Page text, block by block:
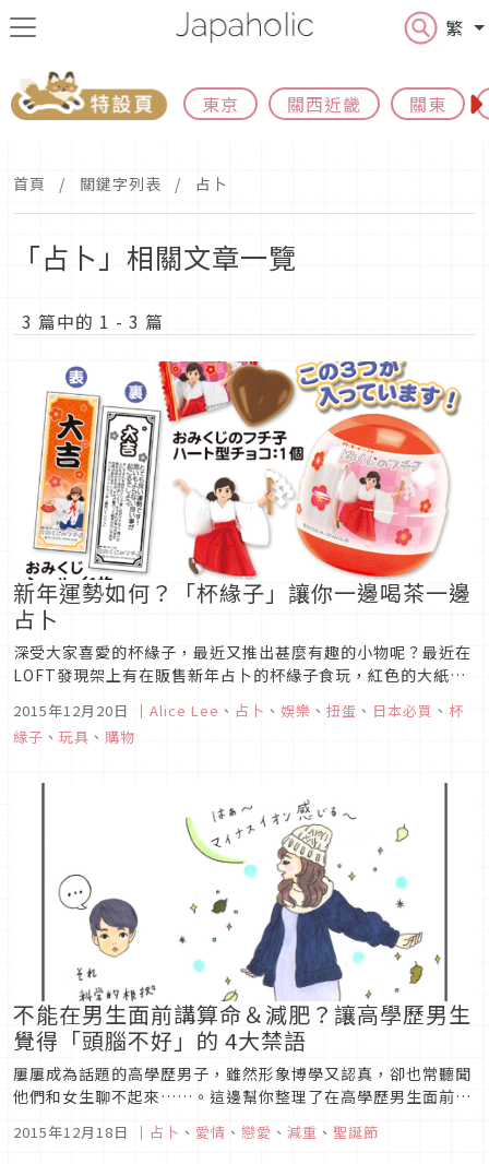
繁
東京 關西近畿 關東
首頁 關鍵字列表 占卜
「占卜」相關文章一覽
3 篇中的 1 - 3 篇
新年運勢如何？「杯緣子」讓你一邊喝茶一邊
占卜
深受大家喜愛的杯緣子，最近又推出甚麼有趣的小物呢？最近在
LOFT發現架上有在販售新年占卜的杯緣子食玩，紅色的大紙盒
中有一顆顆紅色不透明的扭蛋。
2015年12月20日 ｜ Alice Lee 、 占卜 、 娛樂 、 扭蛋 、 日本必買 、 杯
緣子 、 玩具 、 購物
不能在男生面前講算命＆減肥？讓高學歷男生
覺得「頭腦不好」的 4大禁語
屢屢成為話題的高學歷男子，雖然形象博學又認真，卻也常聽聞
他們和女生聊不起來……。這邊幫你整理了在高學歷男生面前，
不小心脫口而出容易被視為笨蛋的幾種話題。
2015年12月18日 ｜ 占卜 、 愛情 、 戀愛 、 減重 、 聖誕節